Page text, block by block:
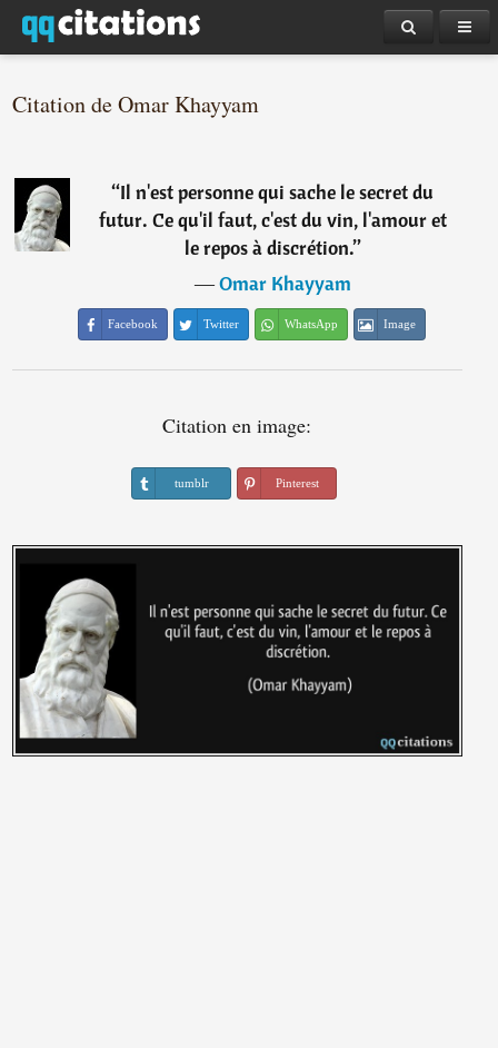
Citation de Omar Khayyam
“Il n'est personne qui sache le secret du
futur. Ce qu'il faut, c'est du vin, l'amour et
le repos à discrétion.”
―Omar Khayyam
Facebook Twitter WhatsApp Image
Citation en image:
tumblr Pinterest